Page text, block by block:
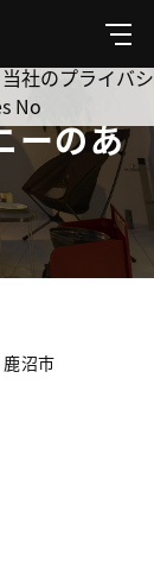
メ
ニ
ュ
ーのあ
沼市
もよろしいです
視しています。
社のプライバシ
No